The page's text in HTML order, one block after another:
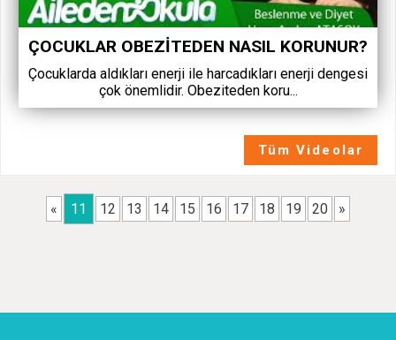
ÇOCUKLAR OBEZITEDEN NASIL KORUNUR?
Çocuklarda aldıkları enerji ile harcadıkları enerji dengesi
çok önemlidir. Obeziteden koru...
Tüm Videolar
« 11 12 13 14 15 16 17 18 19 20 »